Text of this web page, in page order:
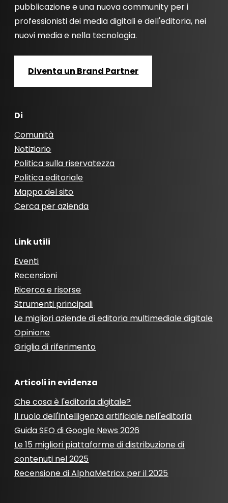
pubblicazione e una nuova community per i
professionisti dei media digitali e dell'editoria, nei
nuovi media e nella tecnologia.
Diventa un Brand Partner
Di
Comunità
Notiziario
Politica sulla riservatezza
Politica editoriale
Mappa del sito
Cerca per azienda
Link utili
Eventi
Recensioni
Ricerca e risorse
Strumenti principali
Le migliori aziende di editoria multimediale digitale
Opinione
Griglia di riferimento
Articoli in evidenza
Che cosa è l'editoria digitale?
Il ruolo dell'intelligenza artificiale nell'editoria
Guida SEO di Google News 2026
Le 15 migliori piattaforme di distribuzione di
contenuti nel 2025
Recensione di AlphaMetricx per il 2025